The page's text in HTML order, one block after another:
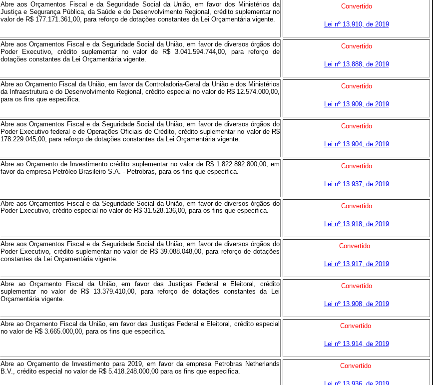
Abre aos Orçamentos Fiscal e da Seguridade Social da União, em favor dos Ministérios da
Justiça e Segurança Pública, da Saúde e do Desenvolvimento Regional, crédito suplementar no
valor de R$ 177.171.361,00, para reforço de dotações constantes da Lei Orçamentária vigente.
Convertido
Lei nº 13.910, de 2019
Abre aos Orçamentos Fiscal e da Seguridade Social da União, em favor de diversos órgãos do
Poder Executivo, crédito suplementar no valor de R$ 3.041.594.744,00, para reforço de
dotações constantes da Lei Orçamentária vigente.
Convertido
Lei nº 13.888, de 2019
Abre ao Orçamento Fiscal da União, em favor da Controladoria-Geral da União e dos Ministérios
da Infraestrutura e do Desenvolvimento Regional, crédito especial no valor de R$ 12.574.000,00,
para os fins que especifica.
Convertido
Lei nº 13.909, de 2019
Abre aos Orçamentos Fiscal e da Seguridade Social da União, em favor de diversos órgãos do
Poder Executivo federal e de Operações Oficiais de Crédito, crédito suplementar no valor de R$
178.229.045,00, para reforço de dotações constantes da Lei Orçamentária vigente.
Convertido
Lei nº 13.904, de 2019
Abre ao Orçamento de Investimento crédito suplementar no valor de R$ 1.822.892.800,00, em
favor da empresa Petróleo Brasileiro S.A. - Petrobras, para os fins que especifica.
Convertido
Lei nº 13.937, de 2019
Abre aos Orçamentos Fiscal e da Seguridade Social da União, em favor de diversos órgãos do
Poder Executivo, crédito especial no valor de R$ 31.528.136,00, para os fins que especifica.
Convertido
Lei nº 13.918, de 2019
Abre aos Orçamentos Fiscal e da Seguridade Social da União, em favor de diversos órgãos do
Poder Executivo, crédito suplementar no valor de R$ 39.088.048,00, para reforço de dotações
constantes da Lei Orçamentária vigente.
Convertido
Lei nº 13.917, de 2019
Abre ao Orçamento Fiscal da União, em favor das Justiças Federal e Eleitoral, crédito
suplementar no valor de R$ 13.379.410,00, para reforço de dotações constantes da Lei
Orçamentária vigente.
Convertido
Lei nº 13.908, de 2019
Abre ao Orçamento Fiscal da União, em favor das Justiças Federal e Eleitoral, crédito especial
no valor de R$ 3.665.000,00, para os fins que especifica.
Convertido
Lei nº 13.914, de 2019
Abre ao Orçamento de Investimento para 2019, em favor da empresa Petrobras Netherlands
B.V., crédito especial no valor de R$ 5.418.248.000,00 para os fins que especifica.
Convertido